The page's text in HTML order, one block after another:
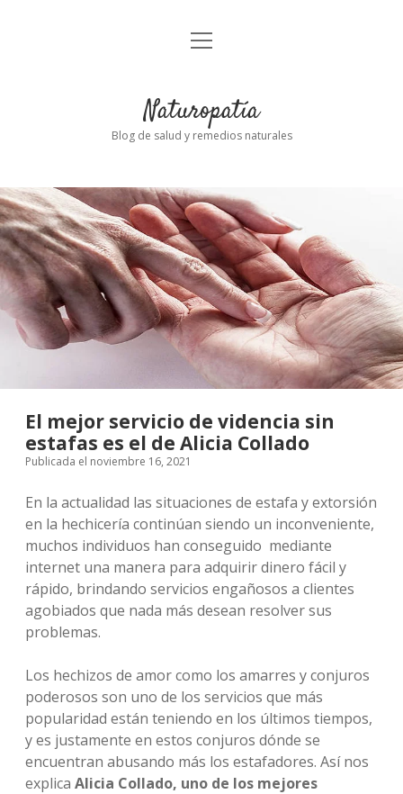
Inicio
abrir
Naturopatía
Blog de salud y remedios naturales
El mejor servicio de videncia sin
estafas es el de Alicia Collado
Publicada el noviembre 16, 2021
En la actualidad las situaciones de estafa y extorsión
en la hechicería continúan siendo un inconveniente,
muchos individuos han conseguido mediante
internet una manera para adquirir dinero fácil y
rápido, brindando servicios engañosos a clientes
agobiados que nada más desean resolver sus
problemas.
Los hechizos de amor como los amarres y conjuros
poderosos son uno de los servicios que más
popularidad están teniendo en los últimos tiempos,
y es justamente en estos conjuros dónde se
encuentran abusando más los estafadores. Así nos
explica Alicia Collado, uno de los mejores